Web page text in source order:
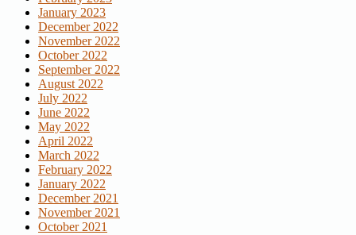
January 2023
December 2022
November 2022
October 2022
September 2022
August 2022
July 2022
June 2022
May 2022
April 2022
March 2022
February 2022
January 2022
December 2021
November 2021
October 2021